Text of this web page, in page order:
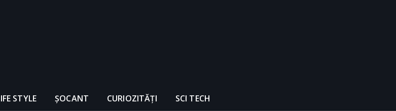
STYLE ȘOCANT CURIOZITĂȚI SCI TECH